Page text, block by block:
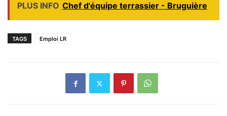
PLUS INFO Chef d'équipe terrassier - Bruguière
TAGS Emploi LR